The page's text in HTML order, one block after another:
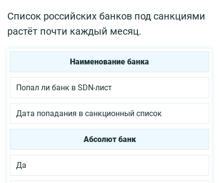
Список российских банков под санкциями
растёт почти каждый месяц.
Наименование банка
Попал ли банк в SDN-лист
Дата попадания в санкционный список
Абсолют банк
Да